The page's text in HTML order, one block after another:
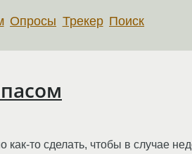
Опросы Трекер Поиск
то сделать, чтобы в случае